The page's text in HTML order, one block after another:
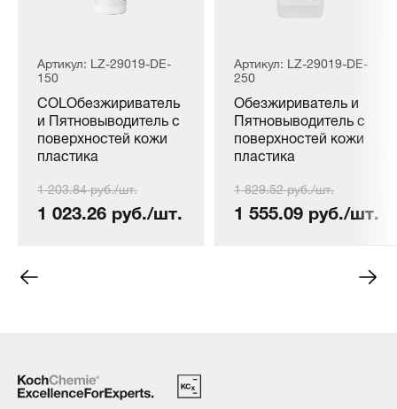
Артикул: LZ-29019-DE-
150
COLОбезжириватель
и Пятновыводитель с
поверхностей кожи
пластика
Entfetter, 150 мл.
1 203.84 руб./шт.
1 023.26 руб./шт.
Артикул: LZ-29019-DE-
250
Обезжириватель и
Пятновыводитель с
поверхностей кожи
пластика
Entfetter, 250мл
1 829.52 руб./шт.
1 555.09 руб./шт.